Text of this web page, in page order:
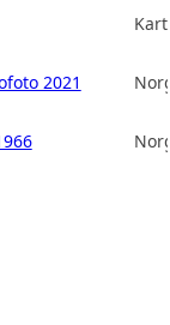
2021